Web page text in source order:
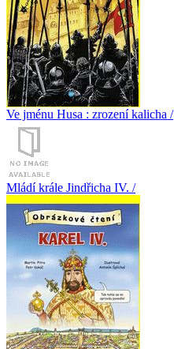
Ve jménu Husa : zrození kalicha /
Mládí krále Jindřicha IV. /